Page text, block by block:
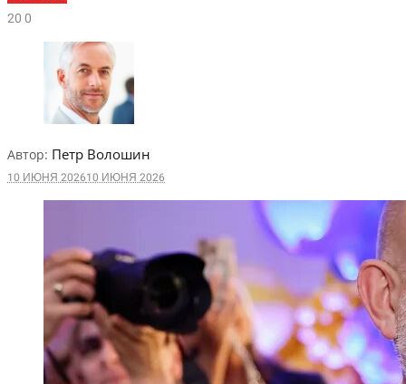
200
Автор: Петр Волошин
10 ИЮНЯ 202610 ИЮНЯ 2026